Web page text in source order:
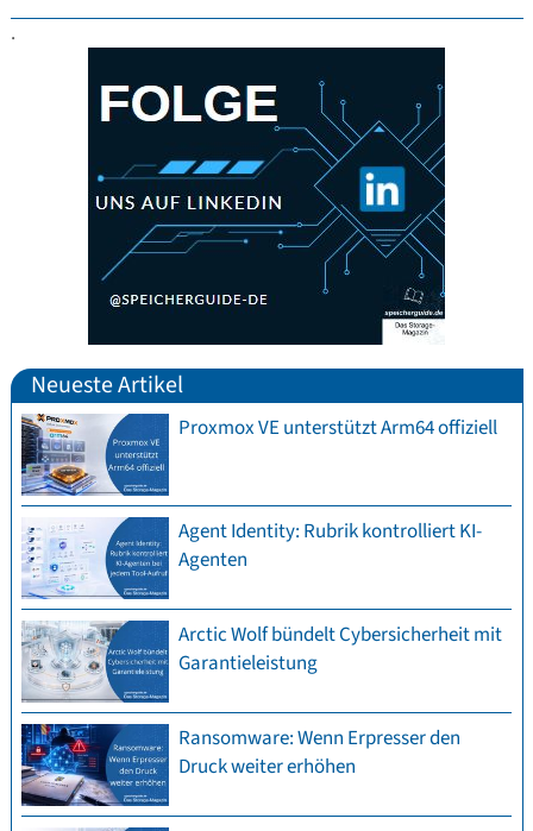
.
Neueste Artikel
Proxmox VE unterstützt Arm64 offiziell
Agent Identity: Rubrik kontrolliert KI-
Agenten
Arctic Wolf bündelt Cybersicherheit mit
Garantieleistung
Ransomware: Wenn Erpresser den
Druck weiter erhöhen